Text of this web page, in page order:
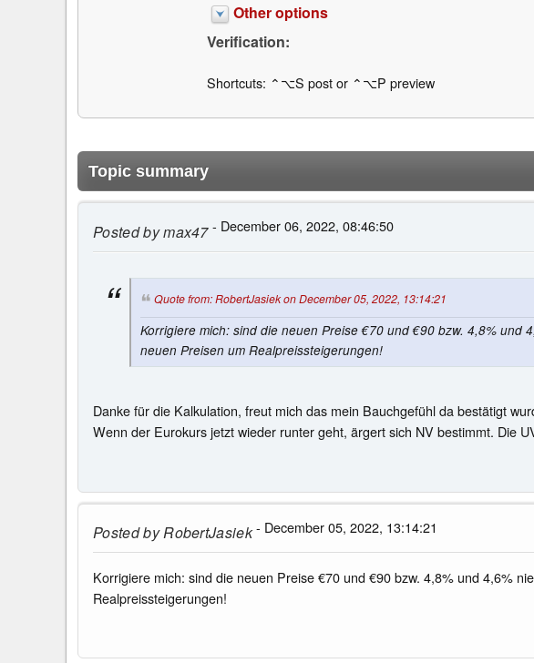
Other options
Verification:
Shortcuts: ⌃⌥S post or ⌃⌥P preview
Topic summary
Posted bymax47- December 06, 2022, 08:46:50
Quote from: RobertJasiek on December 05, 2022, 13:14:21
Korrigiere mich: sind die neuen Preise €70 und €90 bzw. 4,8%
neuen Preisen um Realpreissteigerungen!
Danke für die Kalkulation, freut mich das mein Bauchgefühl da bestätigt
Wenn der Eurokurs jetzt wieder runter geht, ärgert sich NV bestimmt. Die
Posted byRobertJasiek- December 05, 2022, 13:14:21
Korrigiere mich: sind die neuen Preise €70 und €90 bzw. 4,8% und 4,6%
Realpreissteigerungen!